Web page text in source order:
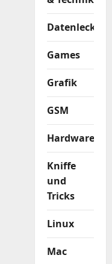
Datenleck
Games
Grafik
GSM
Hardware
Kniffe
und
Tricks
Linux
Mac